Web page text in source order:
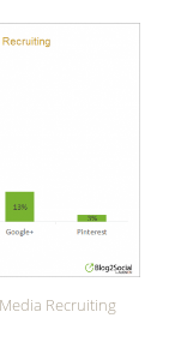
Recruiting